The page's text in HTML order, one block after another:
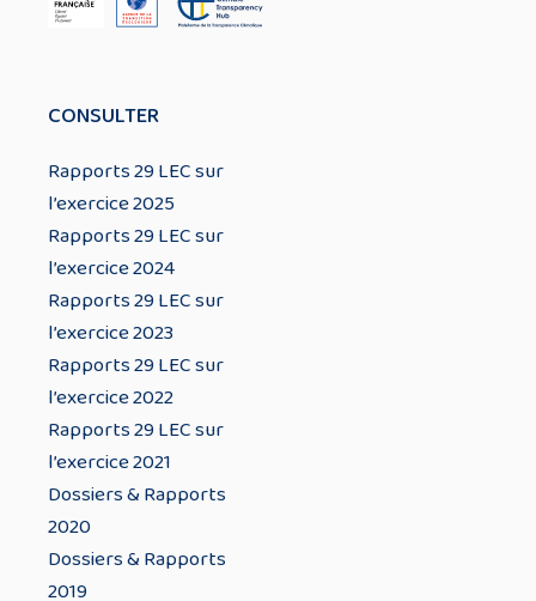
CONSULTER
Rapports 29 LEC sur
l’exercice 2025
Rapports 29 LEC sur
l’exercice 2024
Rapports 29 LEC sur
l’exercice 2023
Rapports 29 LEC sur
l’exercice 2022
Rapports 29 LEC sur
l’exercice 2021
Dossiers & Rapports
2020
Dossiers & Rapports
2019